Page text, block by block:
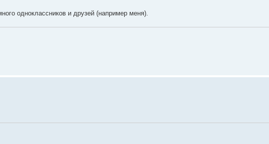
одноклассников и друзей (например меня).